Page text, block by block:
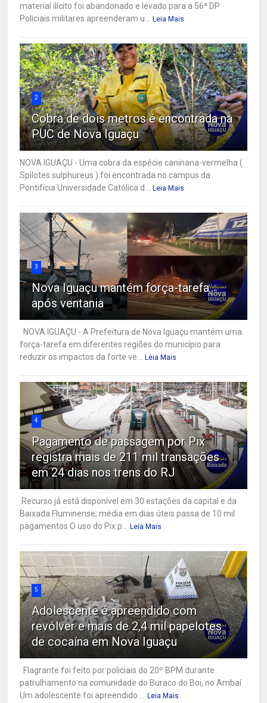
material ilícito foi abandonado e levado para a 56ª DP
Policiais militares apreenderam u...
Leia Mais
2
Cobra de dois metros é encontrada na
PUC de Nova Iguaçu
NOVA IGUAÇU - Uma cobra da espécie caninana-vermelha (
Spilotes sulphureus ) foi encontrada no campus da
Pontifícia Universidade Católica d...
Leia Mais
3
Nova Iguaçu mantém força-tarefa
após ventania
NOVA IGUAÇU - A Prefeitura de Nova Iguaçu mantém uma
força-tarefa em diferentes regiões do município para
reduzir os impactos da forte ve...
Leia Mais
4
Pagamento de passagem por Pix
registra mais de 211 mil transações
em 24 dias nos trens do RJ
Recurso já está disponível em 30 estações da capital e da
Baixada Fluminense; média em dias úteis passa de 10 mil
pagamentos O uso do Pix p...
Leia Mais
5
Adolescente é apreendido com
revólver e mais de 2,4 mil papelotes
de cocaína em Nova Iguaçu
Flagrante foi feito por policiais do 20º BPM durante
patrulhamento na comunidade do Buraco do Boi, no Ambaí
Um adolescente foi apreendido ...
Leia Mais